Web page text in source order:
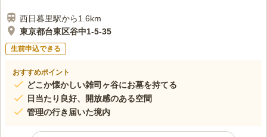
西日暮里駅から1.6km
東京都台東区谷中1-5-35
生前申込できる
おすすめポイント
どこか懐かしい雑司ヶ谷にお墓を持てる
日当たり良好、開放感のある空間
管理の行き届いた境内